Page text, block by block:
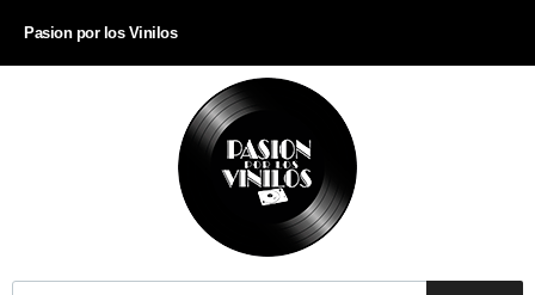
Pasion por los Vinilos